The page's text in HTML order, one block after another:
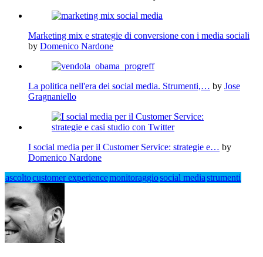
Marketing mix e strategie di conversione con i media sociali
by Domenico Nardone
La politica nell'era dei social media. Strumenti,… by Jose
Gragnaniello
I social media per il Customer Service: strategie e… by
Domenico Nardone
ascoltocustomer experiencemonitoraggiosocial mediastrumenti